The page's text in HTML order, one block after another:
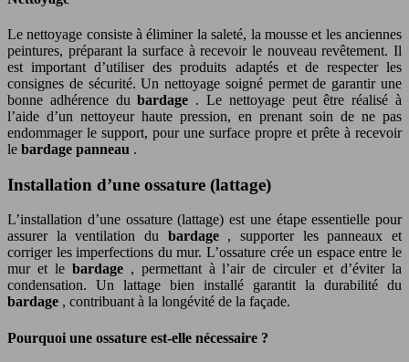
Le nettoyage consiste à éliminer la saleté, la mousse et les anciennes
peintures, préparant la surface à recevoir le nouveau revêtement. Il
est important d’utiliser des produits adaptés et de respecter les
consignes de sécurité. Un nettoyage soigné permet de garantir une
bonne adhérence dubardage . Le nettoyage peut être réalisé à
l’aide d’un nettoyeur haute pression, en prenant soin de ne pas
endommager le support, pour une surface propre et prête à recevoir
le bardage panneau .
Installation d’une ossature (lattage)
L’installation d’une ossature (lattage) est une étape essentielle pour
assurer la ventilation du bardage , supporter les panneaux et
corriger les imperfections du mur. L’ossature crée un espace entre le
mur et le bardage , permettant à l’air de circuler et d’éviter la
condensation. Un lattage bien installé garantit la durabilité du
bardage , contribuant à la longévité de la façade.
Pourquoi une ossature est-elle nécessaire ?